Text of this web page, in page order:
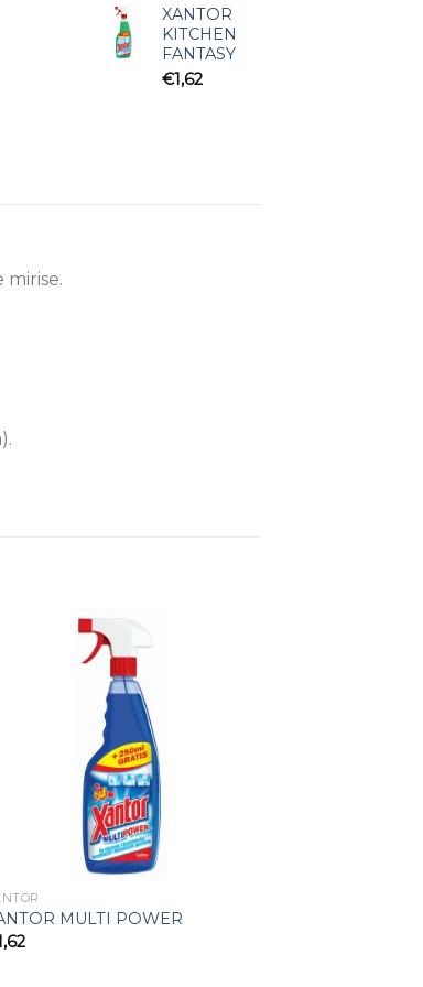
XANTOR
KITCHEN
FANTASY
€1,62
MULTI POWER